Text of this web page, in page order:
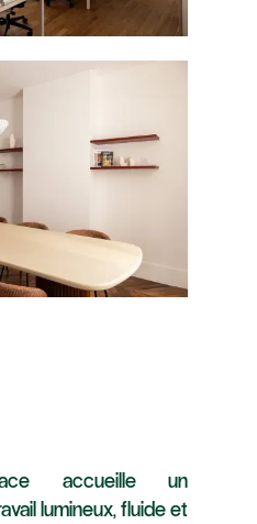
accueille un
lumineux, fluide et